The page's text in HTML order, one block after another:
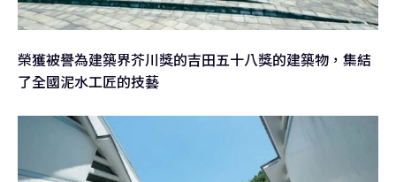
榮獲被譽為建築界芥川獎的吉田五十八獎的建築物，集結
了全國泥水工匠的技藝